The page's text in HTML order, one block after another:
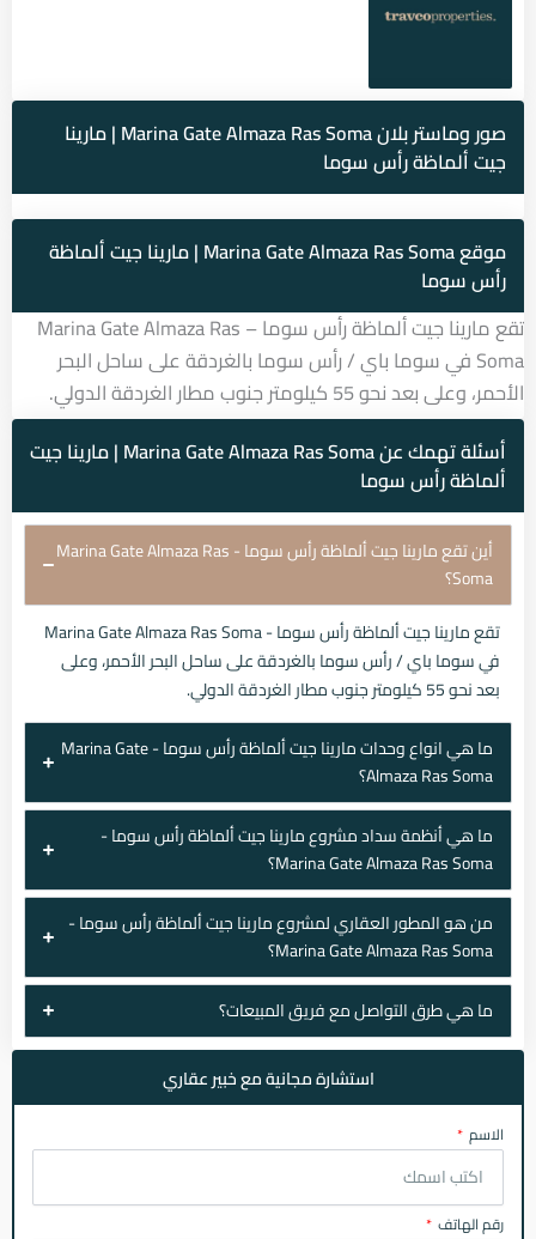
صور وماستر بلان Marina Gate Almaza Ras Soma | مارينا
جيت ألماظة رأس سوما
موقع Marina Gate Almaza Ras Soma | مارينا جيت ألماظة
رأس سوما
تقع مارينا جيت ألماظة رأس سوما – Marina Gate Almaza Ras
Soma في سوما باي / رأس سوما بالغردقة على ساحل البحر
الأحمر، وعلى بعد نحو 55 كيلومتر جنوب مطار الغردقة الدولي.
أسئلة تهمك عن Marina Gate Almaza Ras Soma | مارينا جيت
ألماظة رأس سوما
أين تقع مارينا جيت ألماظة رأس سوما - Marina Gate Almaza Ras
Soma؟
تقع مارينا جيت ألماظة رأس سوما - Marina Gate Almaza Ras Soma
في سوما باي / رأس سوما بالغردقة على ساحل البحر الأحمر، وعلى
بعد نحو 55 كيلومتر جنوب مطار الغردقة الدولي.
ما هي انواع وحدات مارينا جيت ألماظة رأس سوما - Marina Gate
Almaza Ras Soma؟
ما هي أنظمة سداد مشروع مارينا جيت ألماظة رأس سوما -
Marina Gate Almaza Ras Soma؟
من هو المطور العقاري لمشروع مارينا جيت ألماظة رأس سوما -
Marina Gate Almaza Ras Soma؟
ما هي طرق التواصل مع فريق المبيعات؟
استشارة مجانية مع خبير عقاري
الاسم
رقم الهاتف